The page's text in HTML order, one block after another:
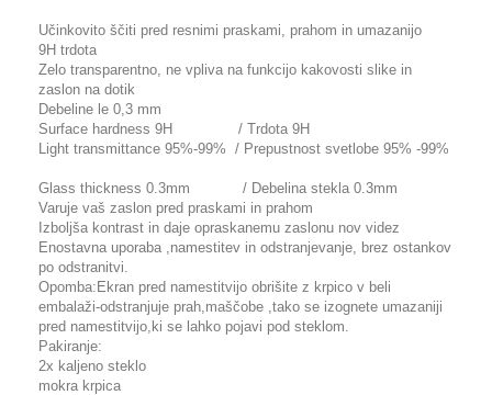
Učinkovito ščiti pred resnimi praskami, prahom in umazanijo
9H trdota
Zelo transparentno, ne vpliva na funkcijo kakovosti slike in
zaslon na dotik
Debeline le 0,3 mm
Surface hardness 9H / Trdota 9H
Light transmittance 95%-99% / Prepustnost svetlobe 95% -99%
Glass thickness 0.3mm / Debelina stekla 0.3mm
Varuje vaš zaslon pred praskami in prahom
Izboljša kontrast in daje opraskanemu zaslonu nov videz
Enostavna uporaba ,namestitev in odstranjevanje, brez ostankov
po odstranitvi.
Opomba:Ekran pred namestitvijo obrišite z krpico v beli
embalaži-odstranjuje prah,maščobe ,tako se izognete umazaniji
pred namestitvijo,ki se lahko pojavi pod steklom.
Pakiranje:
2x kaljeno steklo
mokra krpica